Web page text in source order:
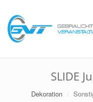
SLIDE
Dekoration